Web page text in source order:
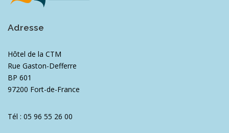
Adresse
Hôtel de la CTM
Rue Gaston-Defferre
BP 601
97200 Fort-de-France
Tél : 05 96 55 26 00